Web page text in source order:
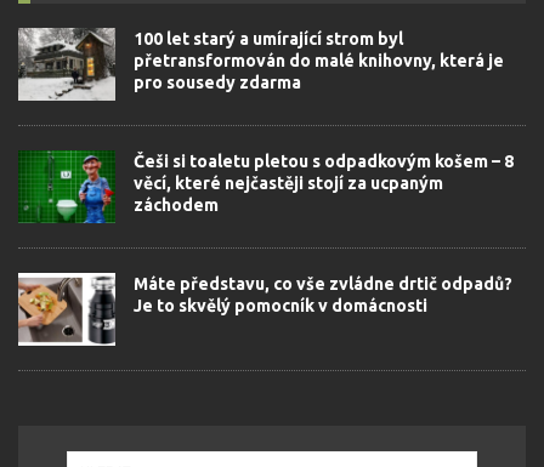
100 let starý a umírající strom byl
přetransformován do malé knihovny, která je
pro sousedy zdarma
Češi si toaletu pletou s odpadkovým košem – 8
věcí, které nejčastěji stojí za ucpaným
záchodem
Máte představu, co vše zvládne drtič odpadů?
Je to skvělý pomocník v domácnosti